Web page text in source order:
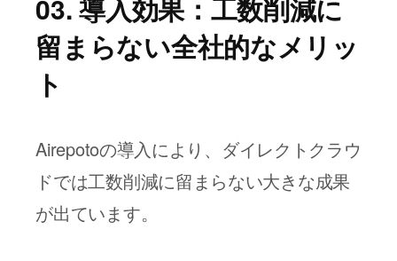
03. 導入効果：工数削減に
留まらない全社的なメリッ
ト
Airepotoの導入により、ダイレクトクラウ
ドでは工数削減に留まらない大きな成果
が出ています。